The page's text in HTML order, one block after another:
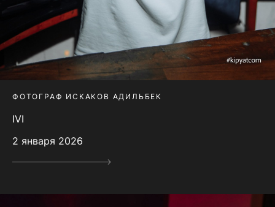
ФОТОГРАФ ИСКАКОВ АДИЛЬБЕК
IVI
2 января 2026